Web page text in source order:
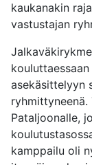
kaukanakin
vastustajan
asekäsittelyyn
Pataljoonalle,
kamppailu oli